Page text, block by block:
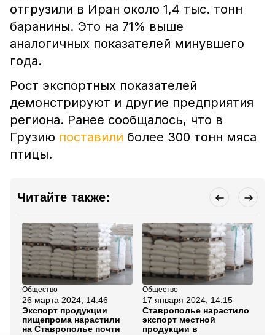
отгрузили в Иран около 1,4 тыс. тонн
баранины. Это на 71% выше
аналогичных показателей минувшего
года.
Рост экспортных показателей
демонстрируют и другие предприятия
региона. Ранее сообщалось, что в
Грузию поставили более 300 тонн мяса
птицы.
Читайте также:
Общество
26 марта 2024, 14:46
Экспорт продукции
пищепрома нарастили
на Ставрополье почти
Общество
17 января 2024, 14:15
Ставрополье нарастило
экспорт местной
продукции в